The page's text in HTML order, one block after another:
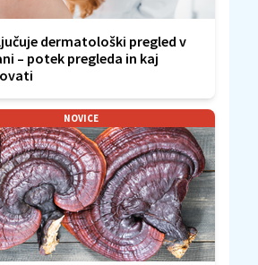
dermatološki pregled v
– potek pregleda in kaj
NOVICE